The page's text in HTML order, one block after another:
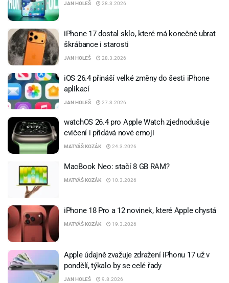
JAN HOLEŠ 28.3.2026
iPhone 17 dostal sklo, které má konečně ubrat
škrábance i starosti
JAN HOLEŠ 28.3.2026
iOS 26.4 přináší velké změny do šesti iPhone
aplikací
JAN HOLEŠ 27.3.2026
watchOS 26.4 pro Apple Watch zjednodušuje
cvičení i přidává nové emoji
MATYÁŠ KOZÁK 24.3.2026
MacBook Neo: stačí 8 GB RAM?
MATYÁŠ KOZÁK 10.3.2026
iPhone 18 Pro a 12 novinek, které Apple chystá
MATYÁŠ KOZÁK 19.3.2026
Apple údajně zvažuje zdražení iPhonu 17 už v
pondělí, týkalo by se celé řady
JAN HOLEŠ 9.8.2026